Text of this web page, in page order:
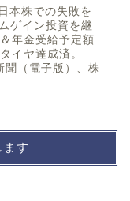
本株での失敗を
ゲイン投資を継
年金受給予定額
イヤ達成済。
聞（電子版）、株
す